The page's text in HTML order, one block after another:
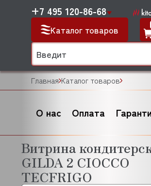
Каталог товаров
+7 495 120-86-68
Главная Каталог товаров
О нас Оплата
Витрина
GILDA 2 CIOCCO
TECFRIGO